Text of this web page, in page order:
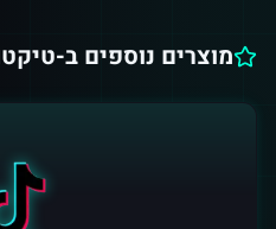
מוצרים נוספים ב-